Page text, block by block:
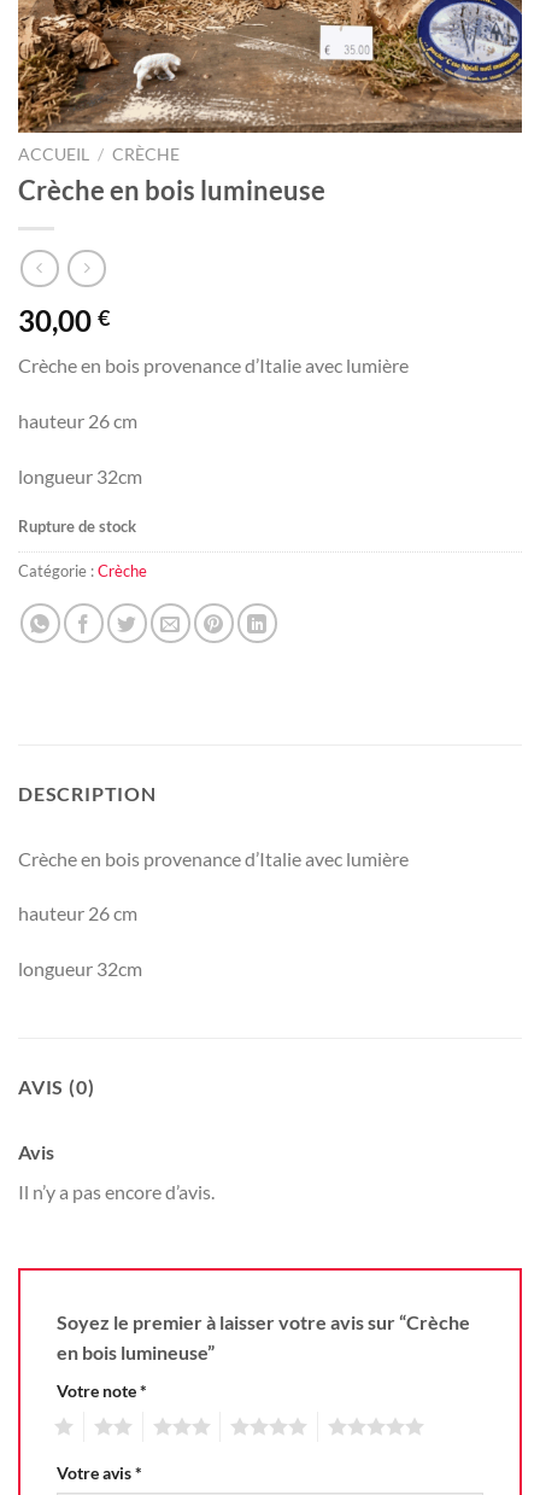
ACCUEIL / CRÈCHE
Crèche en bois lumineuse
30,00 €
Crèche en bois provenance d’Italie avec lumière
hauteur 26 cm
longueur 32cm
Rupture de stock
Catégorie :Crèche
DESCRIPTION
Crèche en bois provenance d’Italie avec lumière
hauteur 26 cm
longueur 32cm
AVIS (0)
Avis
Il n’y a pas encore d’avis.
Soyez le premier à laisser votre avis sur “Crèche
en bois lumineuse”
Votre note*
Votre avis*